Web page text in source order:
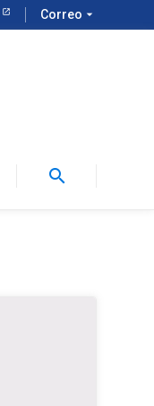
Correo arrow_drop_down
search